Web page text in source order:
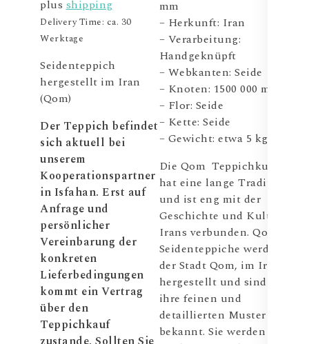
plusshipping
Delivery Time: ca. 30
Werktage
Seidenteppich
hergestellt im Iran
(Qom)
Der Teppich befindet
sich aktuell bei
unserem
Kooperationspartner
in Isfahan. Erst auf
Anfrage und
persönlicher
Vereinbarung der
konkreten
Lieferbedingungen
kommt ein Vertrag
über den
Teppichkauf
mm
– Herkunft: Iran
– Verarbeitung:
Handgeknüpft
– Webkanten: Seide
– Knoten: 1500 000 m²
– Flor: Seide
– Kette: Seide
– Gewicht: etwa 5 kg
Die Qom Teppichkultur
hat eine lange Tradition
und ist eng mit der
Geschichte und Kultur
Irans verbunden. Qom
Seidenteppiche werden in
der Stadt Qom, im Iran,
hergestellt und sind für
ihre feinen und
detaillierten Muster
bekannt. Sie werden von